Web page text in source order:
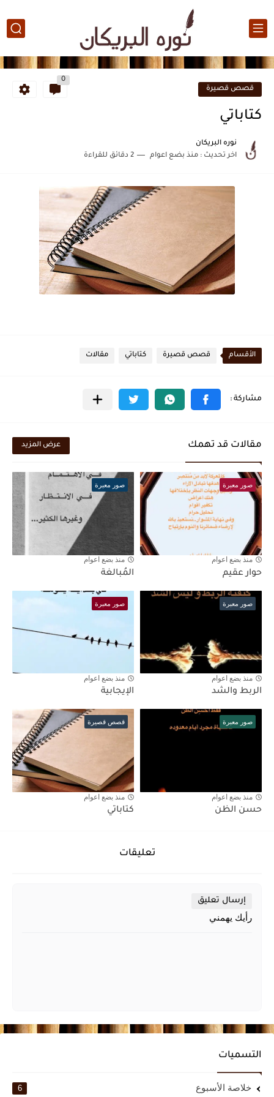
قصص قصيرة
0
كتاباتي
نوره البريكان
اخر تحديث : منذ بضع اعوام 2 دقائق للقراءة
الأقسام قصص قصيرة كتاباتي مقالات
مقالات قد تهمك عرض المزيد
صور معبرة
منذ بضع اعوام
حوار عقيم
صور معبرة
منذ بضع اعوام
المُبالغة
صور معبرة
منذ بضع اعوام
الربط والشد
صور معبرة
منذ بضع اعوام
الإيجابية
صور معبرة
منذ بضع اعوام
حسن الظن
قصص قصيرة
منذ بضع اعوام
كتاباتي
تعليقات
إرسال تعليق
رأيك يهمني
التسميات
خلاصة الأسبوع 6